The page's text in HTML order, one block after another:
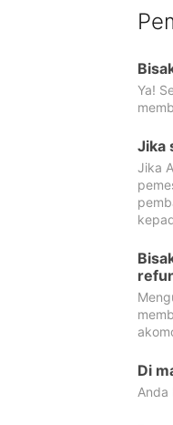
Ya!
Jika
Jika
Di
Anda